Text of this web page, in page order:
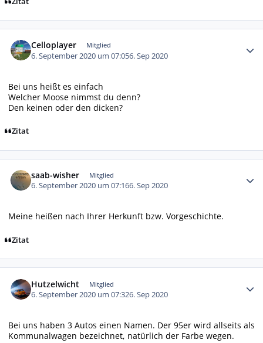
Celloplayer Mitglied
6. September 2020 um 07:056. Sep 2020
Bei uns heißt es einfach
Welcher Moose nimmst du denn?
Den keinen oder den dicken?
Zitat
saab-wisher Mitglied
6. September 2020 um 07:166. Sep 2020
Meine heißen nach Ihrer Herkunft bzw. Vorgeschichte.
Zitat
Hutzelwicht Mitglied
6. September 2020 um 07:326. Sep 2020
Bei uns haben 3 Autos einen Namen. Der 95er wird allseits als
Kommunalwagen bezeichnet, natürlich der Farbe wegen.